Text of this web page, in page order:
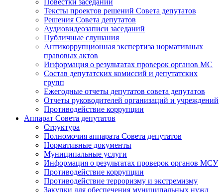
Тексты проектов решений Совета депутатов
Решения Совета депутатов
Аудиовидеозаписи заседаний
Публичные слушания
Антикоррупционная экспертиза нормативных
правовых актов
Информация о результатах проверок органов МС
Состав депутатских комиссий и депутатских
групп
Ежегодные отчеты депутатов совета депутатов
Отчеты руководителей организаций и учреждений
Противодействие коррупции
Аппарат Совета депутатов
Структура
Полномочия аппарата Совета депутатов
Нормативные документы
Муниципальные услуги
Информация о результатах проверок органов МСУ
Противодействие коррупции
Противодействие терроризму и экстремизму
Закупки для обеспечения муниципальных нужд